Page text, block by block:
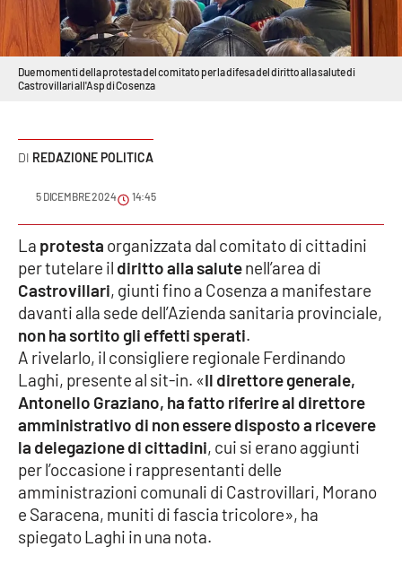
Cultura
Podcast
VIDEO
Ambiente
Cronaca
Cultura
Economia e Lavoro
Politica
Sanità
Società
Due momenti della protesta del comitato per la difesa del diritto alla salute di
Castrovillari all'Asp di Cosenza
REDAZIONE POLITICA
5 DICEMBRE 2024 14:45
La protesta organizzata dal comitato di cittadini
per tutelare il diritto alla salutenell’area di
Castrovillari, giunti fino a Cosenza a manifestare
davanti alla sede dell’Azienda sanitaria provinciale,
non ha sortito gli effetti sperati.
A rivelarlo, il consigliere regionale Ferdinando
Laghi, presente al sit-in. «Il direttore generale,
Antonello Graziano, ha fatto riferire al direttore
amministrativo di non essere disposto a ricevere
la delegazione di cittadini, cui si erano aggiunti
per l’occasione i rappresentanti delle
amministrazioni comunali di Castrovillari, Morano
e Saracena, muniti di fascia tricolore», ha
spiegato Laghi in una nota.